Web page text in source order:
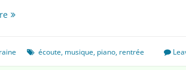
Et
musique
pour
écoute, musique, piano, rentrée